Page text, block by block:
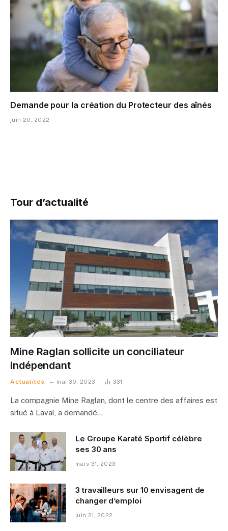
Demande pour la création du Protecteur des aînés
juin 20, 2022
Tour d’actualité
Mine Raglan sollicite un conciliateur
indépendant
Actualités mai 30, 2023 331
La compagnie Mine Raglan, dont le centre des affaires est
situé à Laval, a demandé…
Le Groupe Karaté Sportif célèbre
ses 30 ans
mars 31, 2023
3 travailleurs sur 10 envisagent de
changer d’emploi
juin 21, 2022